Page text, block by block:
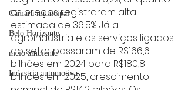
Câmara municipal
Belo Horizonte
meio ambiente
Industria automotiva
os preços registraram alta
estimada de 36,5%. Já a
agroindústria e os serviços ligados
ao setor passaram de R$166,6
bilhões em 2024 para R$180,8
bilhões em 2025, crescimento